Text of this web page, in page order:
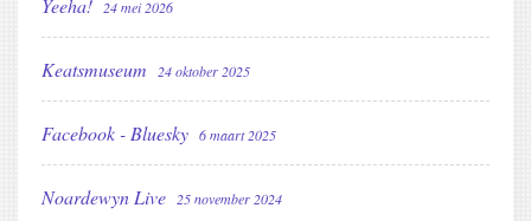
Yeeha! 24 mei 2026
Keatsmuseum 24 oktober 2025
Facebook - Bluesky 6 maart 2025
Noardewyn Live 25 november 2024